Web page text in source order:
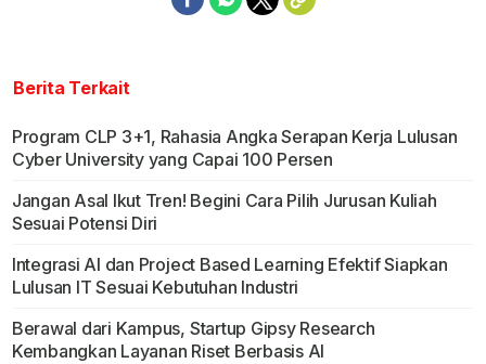
Berita Terkait
Program CLP 3+1, Rahasia Angka Serapan Kerja Lulusan
Cyber University yang Capai 100 Persen
Jangan Asal Ikut Tren! Begini Cara Pilih Jurusan Kuliah
Sesuai Potensi Diri
Integrasi AI dan Project Based Learning Efektif Siapkan
Lulusan IT Sesuai Kebutuhan Industri
Berawal dari Kampus, Startup Gipsy Research
Kembangkan Layanan Riset Berbasis AI